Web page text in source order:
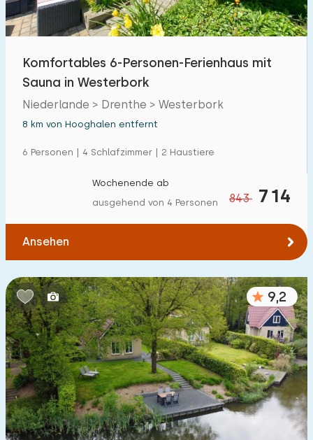
Komfortables 6-Personen-Ferienhaus mit
Sauna in Westerbork
Niederlande > Drenthe > Westerbork
8 km von Hooghalen entfernt
6 Personen | 4 Schlafzimmer | 2 Haustiere
843 714
Wochenende ab
ausgehend von 4 Personen
Ansehen
9,2